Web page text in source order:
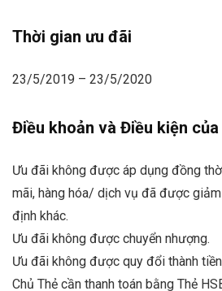
Thời gian ưu đãi
23/5/2019 – 23/5/2020
Điều khoản và Điều kiện
Ưu đãi không được áp dụng đồng
mãi, hàng hóa/ dịch vụ đã được
định khác.
Ưu đãi không được chuyển nhượng.
Ưu đãi không được quy đổi thành
Chủ Thẻ cần thanh toán bằng Thẻ